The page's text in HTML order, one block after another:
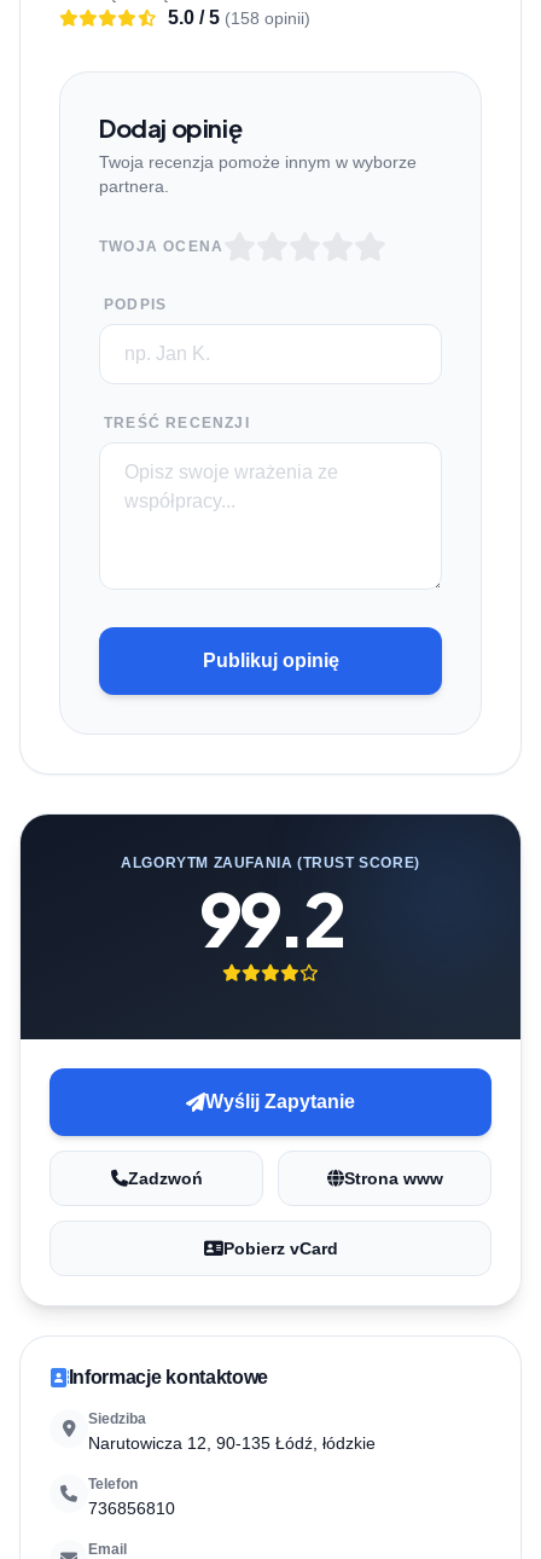
5.0 / 5 (158 opinii)
Dodaj opinię
Twoja recenzja pomoże innym w wyborze
partnera.
TWOJA OCENA
PODPIS
TREŚĆ RECENZJI
Publikuj opinię
ALGORYTM ZAUFANIA (TRUST SCORE)
99.2
Wyślij Zapytanie
Zadzwoń Strona www
Pobierz vCard
Informacje kontaktowe
Siedziba
Narutowicza 12, 90-135 Łódź, łódzkie
Telefon
736856810
Email